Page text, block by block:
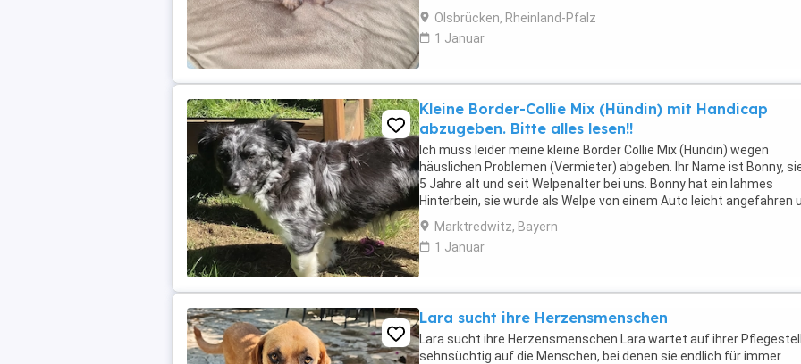
sie verdient; sie liebt Kinder und versteht ...
Olsbrücken, Rheinland-Pfalz
1 Januar
Kleine Border-Collie Mix (Hündin) mit Handicap
abzugeben. Bitte alles lesen!!
Ich muss leider meine kleine Border Collie Mix (Hündin) wegen
häuslichen Problemen (Vermieter) abgeben. Ihr Name ist Bonny,
5 Jahre alt und seit Welpenalter bei uns. Bonny hat ein lahmes
Hinterbein, sie wurde als Welpe von einem Auto leicht angefahren
hat trotz Operation ein lahmes Bein ...
Marktredwitz, Bayern
1 Januar
Lara sucht ihre Herzensmenschen
Lara sucht ihre Herzensmenschen Lara wartet auf ihrer
sehnsüchtig auf die Menschen, bei denen sie endlich für immer